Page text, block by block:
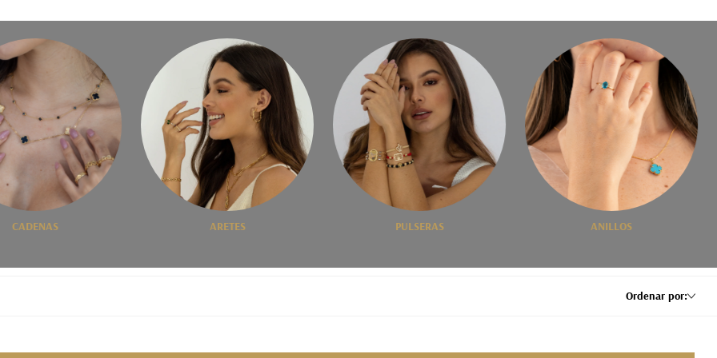
CADENAS ARETES PULSERAS ANILLOS
Ordenar por: